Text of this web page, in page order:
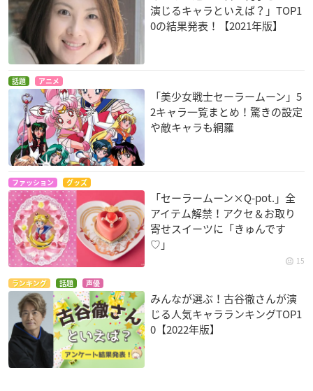
演じるキャラといえば？」TOP1
0の結果発表！【2021年版】
話題 アニメ
「美少女戦士セーラームーン」5
2キャラ一覧まとめ！驚きの設定
や敵キャラも網羅
ファッション グッズ
「セーラームーン×Q-pot.」全
アイテム解禁！アクセ＆お取り
寄せスイーツに「きゅんです
♡」
15
ランキング 話題 声優
みんなが選ぶ！古谷徹さんが演
じる人気キャラランキングTOP1
0【2022年版】